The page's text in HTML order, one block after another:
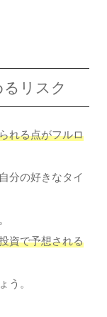
リスク
れる点がフルロ
分の好きなタイ
資で予想される
う。